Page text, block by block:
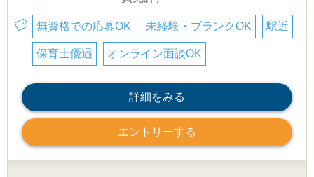
無資格での応募OK 未経験・ブランクOK 駅近
保育士優遇 オンライン面談OK
詳細をみる
エントリーする